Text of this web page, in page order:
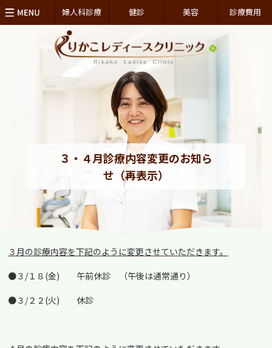
婦人科診療 健診 美容 診療費用
３・４月診療内容変更のお知ら
せ（再表示）
３月の診療内容を下記のように変更させていただきます。
●３/１８(金) 午前休診 （午後は通常通り）
●３/２２(火) 休診